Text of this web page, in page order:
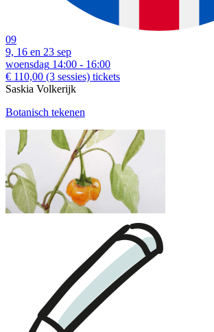
download:Nederlandstalige bon
09
9, 16 en 23 sep
woensdag 14:00 - 16:00
€ 110,00 (3 sessies) tickets
Saskia Volkerijk
Botanisch tekenen